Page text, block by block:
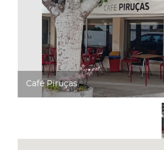
Café Piruças